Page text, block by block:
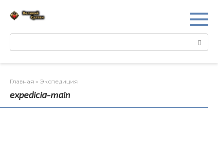
Поиск:
Главная » Экспедиция
expedicia-main